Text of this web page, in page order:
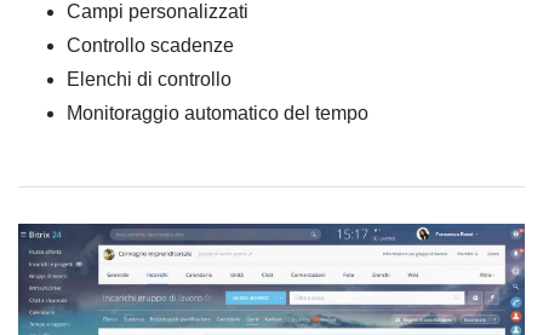
Campi personalizzati
Controllo scadenze
Elenchi di controllo
Monitoraggio automatico del tempo